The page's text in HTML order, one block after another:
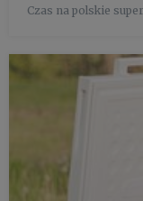
filiżankę owoców
Czas na polskie